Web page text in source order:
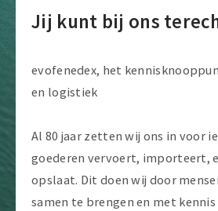
Jij kunt bij ons
evofenedex, het
en logistiek
Al 80 jaar zetten wij ons in voor
goederen vervoert, importeert,
opslaat. Dit doen wij door
samen te brengen en met kennis